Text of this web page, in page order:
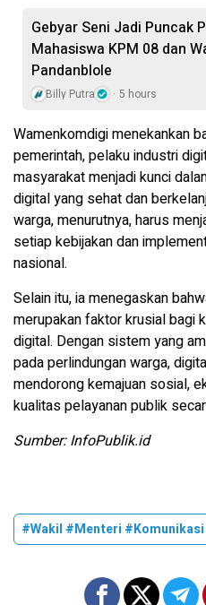
Gebyar Seni Jadi Puncak
Mahasiswa KPM 08 dan
Pandanblole
Billy Putra 5 hours
Wamenkomdigi menekankan
pemerintah, pelaku industri
masyarakat menjadi kunci
digital yang sehat dan
warga, menurutnya, harus
setiap kebijakan dan
nasional.
Selain itu, ia menegaskan
merupakan faktor krusial bagi
digital. Dengan sistem yang
pada perlindungan warga,
mendorong kemajuan sosial,
kualitas pelayanan publik
Sumber: InfoPublik.id
#Wakil #Menteri